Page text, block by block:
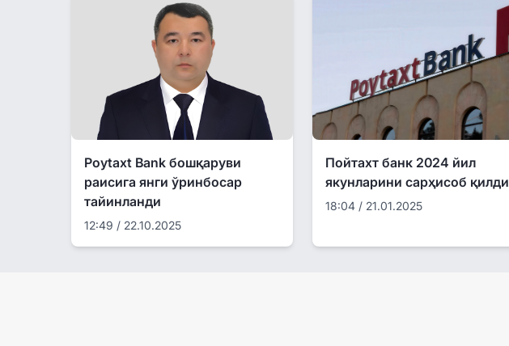
Poytaxt Bank бошқаруви
раисига янги ўринбосар
тайинланди
12:49 / 22.10.2025
Пойтахт банк 2024 йил
якунларини сарҳисоб қилди
18:04 / 21.01.2025